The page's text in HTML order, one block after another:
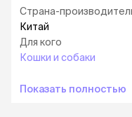
Страна-
Китай
Для кого
Кошки и собаки
Показать полностью